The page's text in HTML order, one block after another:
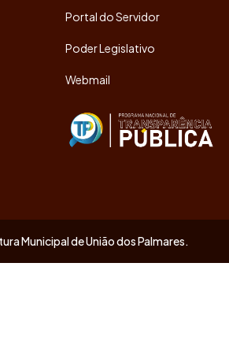
Portal do Servidor
Poder Legislativo
Webmail
Municipal de União dos Palmares.